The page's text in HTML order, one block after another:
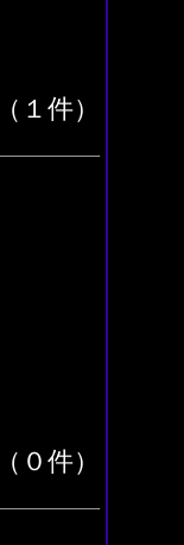
（１件）
（０件）